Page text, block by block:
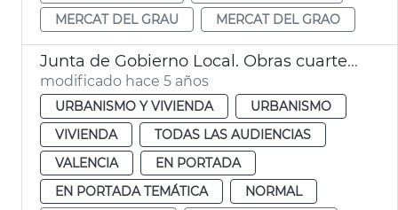
MERCAT DEL GRAU
MERCAT DEL GRAO
Junta de Gobierno Local. Obras cuartel de ingenieros
modificado hace 5 años
URBANISMO Y VIVIENDA
URBANISMO
VIVIENDA
TODAS LAS AUDIENCIAS
VALENCIA
EN PORTADA
EN PORTADA TEMÁTICA
NORMAL